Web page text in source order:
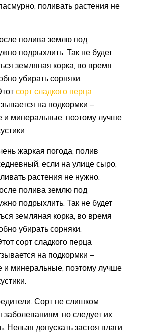
поливать растения не
полива землю под
подрыхлить. Так не будет
земляная корка, во время
убирать сорняки.
сорт сладкого перца
на подкормки –
и минеральные, поэтому лучше
жаркая погода, полив
если на улице сыро,
растения не нужно.
полива землю под
подрыхлить. Так не будет
земляная корка, во время
убирать сорняки.
сорт сладкого перца
на подкормки –
и минеральные, поэтому лучше
Сорт не слишком
заболеваниям, но следует их
Нельзя допускать застоя влаги,